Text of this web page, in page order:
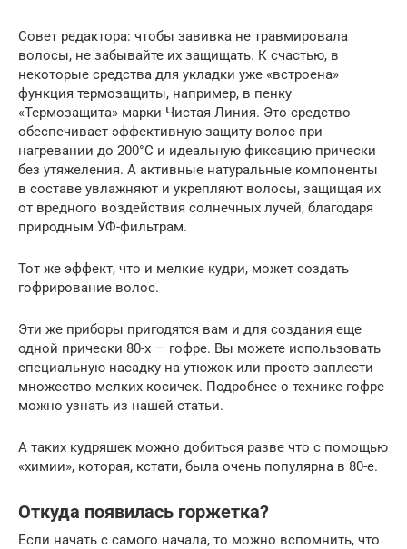
Совет редактора: чтобы завивка не травмировала
волосы, не забывайте их защищать. К счастью, в
некоторые средства для укладки уже «встроена»
функция термозащиты, например, в пенку
«Термозащита» марки Чистая Линия. Это средство
обеспечивает эффективную защиту волос при
нагревании до 200°С и идеальную фиксацию прически
без утяжеления. А активные натуральные компоненты
в составе увлажняют и укрепляют волосы, защищая их
от вредного воздействия солнечных лучей, благодаря
природным УФ-фильтрам.
Тот же эффект, что и мелкие кудри, может создать
гофрирование волос.
Эти же приборы пригодятся вам и для создания еще
одной прически 80-х — гофре. Вы можете использовать
специальную насадку на утюжок или просто заплести
множество мелких косичек. Подробнее о технике гофре
можно узнать из нашей статьи.
А таких кудряшек можно добиться разве что с помощью
«химии», которая, кстати, была очень популярна в 80-е.
Откуда появилась горжетка?
Если начать с самого начала, то можно вспомнить, что